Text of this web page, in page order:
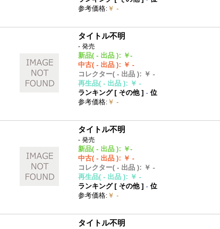
参考価格: ￥ -
タイトル不明
- 発売
新品( - 出品 ): ￥-
中古( - 出品 ): ￥ -
コレクター( - 出品 ): ￥ -
再生品( - 出品 ): ￥ -
ランキング [ その他]- 位
参考価格: ￥ -
タイトル不明
- 発売
新品( - 出品 ): ￥-
中古( - 出品 ): ￥ -
コレクター( - 出品 ): ￥ -
再生品( - 出品 ): ￥ -
ランキング [ その他]- 位
参考価格: ￥ -
タイトル不明